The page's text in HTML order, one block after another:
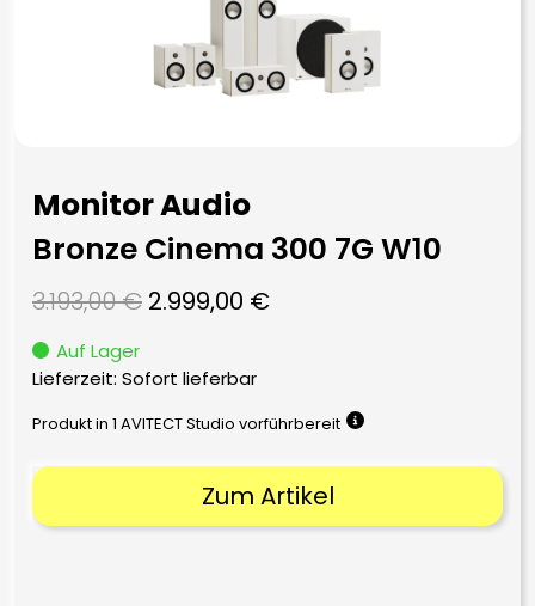
Monitor Audio
Bronze Cinema 300 7G W10
3.193,00€ Ursprünglicher
war:
2.999,00 €Aktueller
2.999,00 €.
Auf Lager
Lieferzeit: Sofort lieferbar
Produkt in 1 AVITECT Studio vorführbereit
Zum Artikel